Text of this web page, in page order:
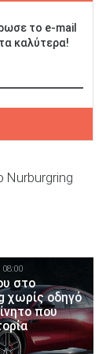
το e-mail
καλύτερα!
Nurburgring
08:00
στο
χωρίς οδηγό
που